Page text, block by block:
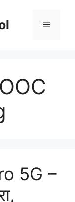
Menu
5G –